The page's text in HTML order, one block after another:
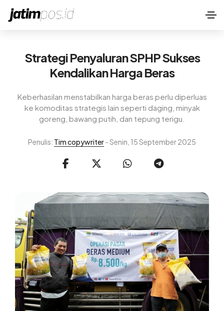
Strategi Penyaluran SPHP Sukses
Kendalikan Harga Beras
Keberhasilan menstabilkan harga beras perlu diperluas
ke komoditas strategis lain seperti daging, minyak
goreng, bawang putih, dan tepung terigu.
Penulis: Tim copywriter- Senin, 15 September 2025